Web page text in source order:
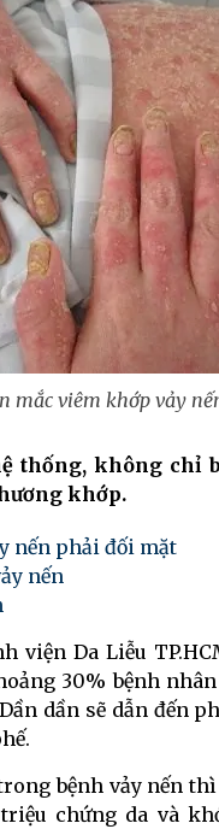
mắc viêm khớp vảy
thống, không chỉ
khớp.
nến phải đối mặt
nến
viện Da Liễu
30% bệnh
dần sẽ dẫn đến
bệnh vảy nến
chứng da và